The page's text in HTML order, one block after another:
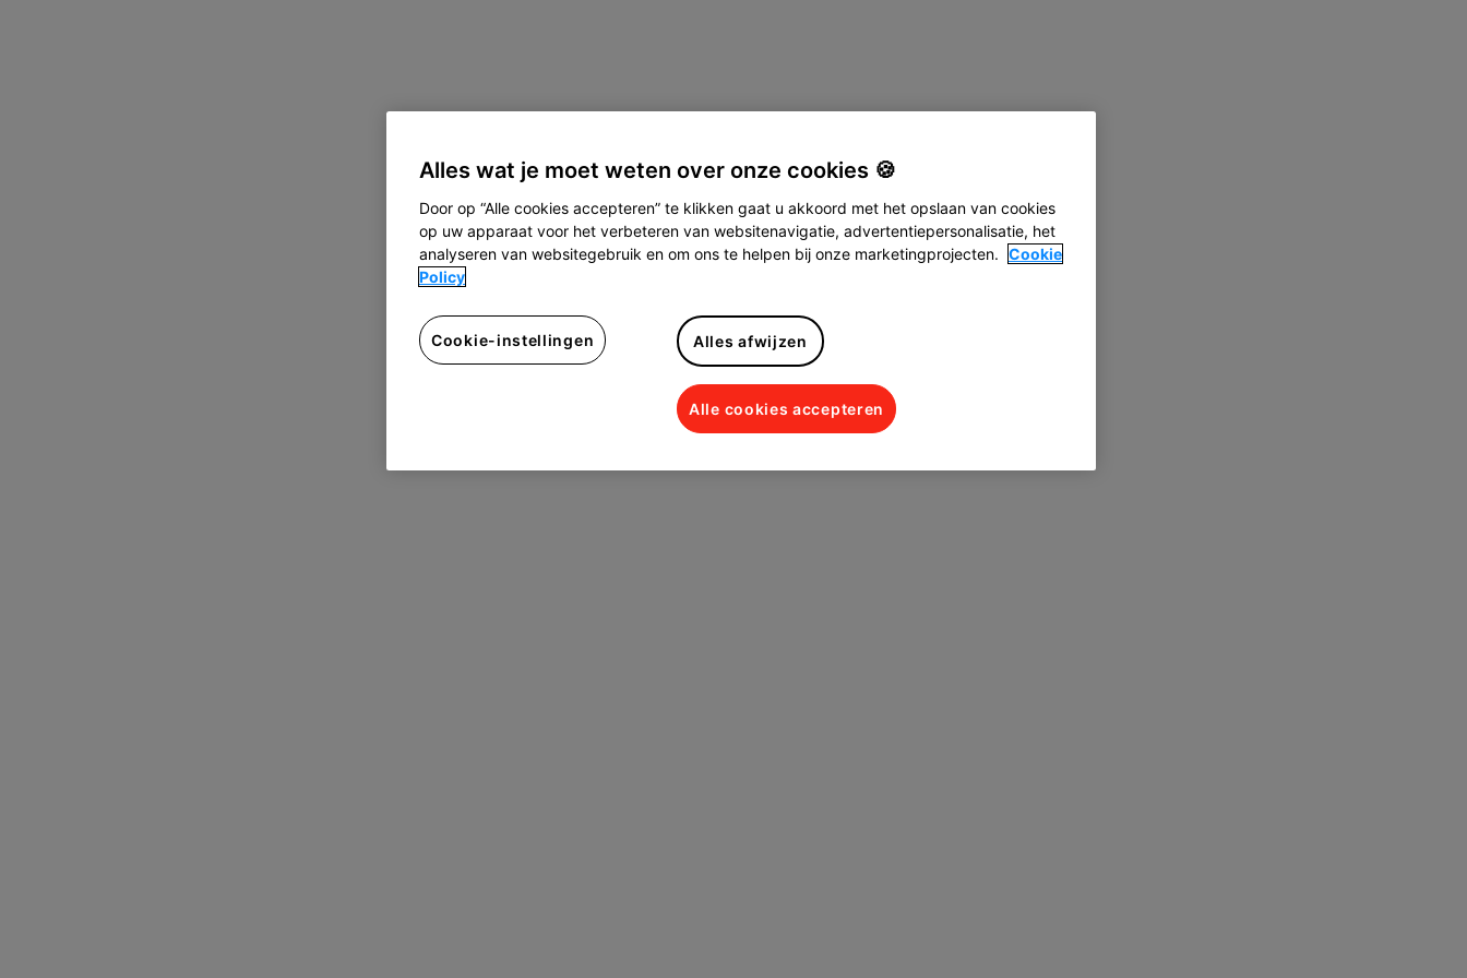
Alles wat je moet weten over onze cookies 🍪
Door op “Alle cookies accepteren” te klikken gaat u akkoord met het opslaan van cookies
op uw apparaat voor het verbeteren van websitenavigatie, advertentiepersonalisatie, het
analyseren van websitegebruik en om ons te helpen bij onze marketingprojecten. Cookie
Policy
Cookie-instellingen Alles afwijzen
Alle cookies accepteren